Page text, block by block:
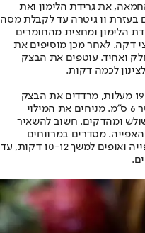
את גרידת הלימון ואת
וו גיטרה עד לקבלת מסה
הלימון ומחצית מהחומרים
דקה. לאחר מכן מוסיפים את
ואחיד. עוטפים את הבצק
לכמה דקות.
כעת, מעצבים. מחממים תנור לחום של 190 מעלות, מרדדים את הבצק
לעובי של חצי ס"מ וקורצים עיגולים בקוטר 6 ס"מ. מניחים את המילוי
ומהדקים. חשוב להשאיר
מסדרים במרווחים
שווים על תבנית אפייה מרופדת בנייר אפייה ואופים למשך 10-12 דקות, עד